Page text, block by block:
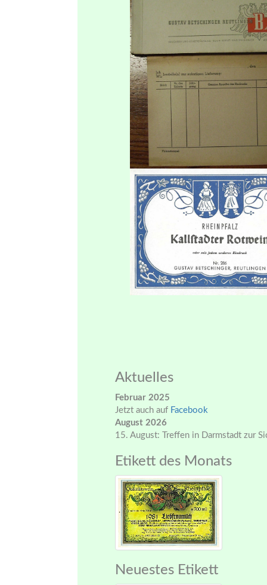
Aktuelles
Februar 2025
Jetzt auch auf Facebook
August 2026
15. August: Treffen in Darmstadt zur
Etikett des Monats
Neuestes Etikett